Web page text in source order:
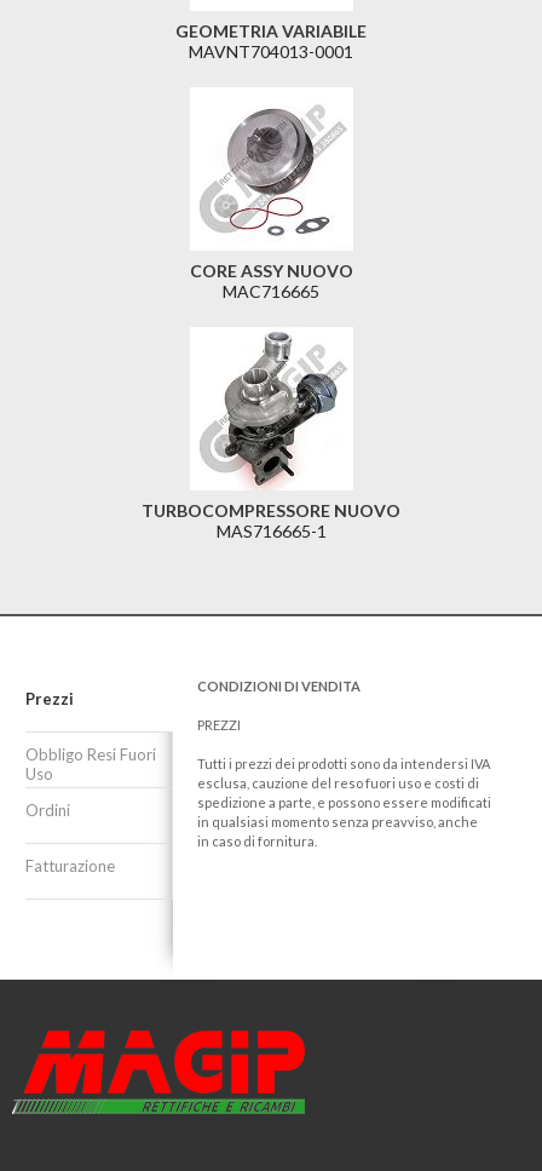
GEOMETRIA VARIABILE
MAVNT704013-0001
CORE ASSY NUOVO
MAC716665
TURBOCOMPRESSORE NUOVO
MAS716665-1
Prezzi
Obbligo Resi Fuori
Uso
Ordini
Fatturazione
CONDIZIONI DI VENDITA
PREZZI
Tutti i prezzi dei prodotti sono da intendersi IVA
esclusa, cauzione del reso fuori uso e costi di
spedizione a parte, e possono essere modificati
in qualsiasi momento senza preavviso, anche
in caso di fornitura.